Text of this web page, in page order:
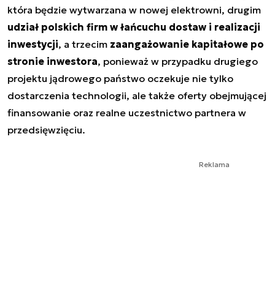
która będzie wytwarzana w nowej elektrowni, drugim
udział polskich firm w łańcuchu dostaw i realizacji
inwestycji, a trzecim zaangażowanie kapitałowe po
stronie inwestora, ponieważ w przypadku drugiego
projektu jądrowego państwo oczekuje nie tylko
dostarczenia technologii, ale także oferty obejmującej
finansowanie oraz realne uczestnictwo partnera w
przedsięwzięciu.
Reklama